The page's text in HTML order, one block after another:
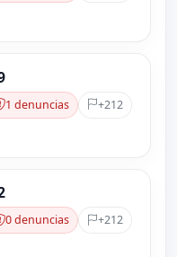
1 denuncias
+212
0 denuncias
+212